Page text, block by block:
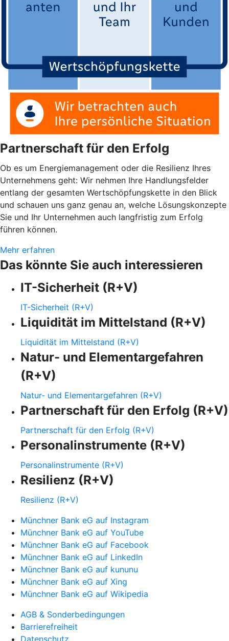
Partnerschaft für den Erfolg
Ob es um Energiemanagement oder die Resilienz Ihres
Unternehmens geht: Wir nehmen Ihre Handlungsfelder
entlang der gesamten Wertschöpfungskette in den Blick
und schauen uns ganz genau an, welche Lösungskonzepte
Sie und Ihr Unternehmen auch langfristig zum Erfolg
führen können.
Mehr erfahren
Das könnte Sie auch interessieren
IT-Sicherheit (R+V)
IT-Sicherheit (R+V)
Liquidität im Mittelstand (R+V)
Liquidität im Mittelstand (R+V)
Natur- und Elementargefahren
(R+V)
Natur- und Elementargefahren (R+V)
Partnerschaft für den Erfolg (R+V)
Partnerschaft für den Erfolg (R+V)
Personalinstrumente (R+V)
Personalinstrumente (R+V)
Resilienz (R+V)
Resilienz (R+V)
Münchner Bank eG auf Instagram
Münchner Bank eG auf YouTube
Münchner Bank eG auf Facebook
Münchner Bank eG auf LinkedIn
Münchner Bank eG auf kununu
Münchner Bank eG auf Xing
Münchner Bank eG auf Wikipedia
AGB & Sonderbedingungen
Barrierefreiheit
Datenschutz